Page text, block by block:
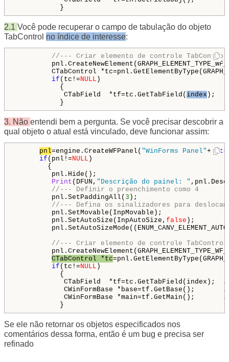
2.1 Você pode recuperar o campo de tabulação do objeto
TabControl no índice de interesse:
//--- Criar elemento de controle TabControl
CTabControl
if (tc!= NULL )
{
CTabField  *tf=tc.GetTabField( index );
}
3. Não entendi bem a pergunta. Se você precisar descobrir a
qual objeto o atual está vinculado, deve funcionar assim:
pnl=engine.CreateWFPanel( "WinForms Panel"+(
if (pnl!= NULL )
{
pnl.Hide();
Print (DFUN, "Descrição do painel: "
//--- Definir o preenchimento como 4
pnl.SetPaddingAll( 3 );
//--- Defina os sinalizadores para
pnl.SetMovable(InpMovable);
pnl.SetAutoSize(InpAutoSize, false );
//--- Criar elemento de controle TabControl
CTabControl *tc
if (tc!= NULL )
{
CTabField  *tf=tc.GetTabField(index);
CWinFormBase *base=tf.GetBase();
CWinFormBase *main=tf.GetMain();
Se ele não retornar os objetos especificados nos
comentários dessa forma, então é um bug e precisa ser
refinado